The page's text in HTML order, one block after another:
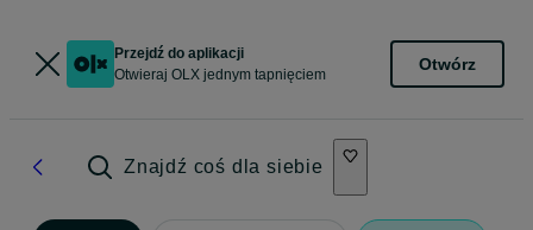
Przejdź do aplikacji
Otwieraj OLX jednym tapnięciem
Otwórz
Znajdź coś dla siebie